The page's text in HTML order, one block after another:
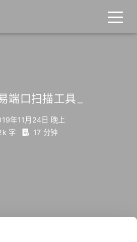
端口扫描工具
年11月24日 晚上
字
17 分钟